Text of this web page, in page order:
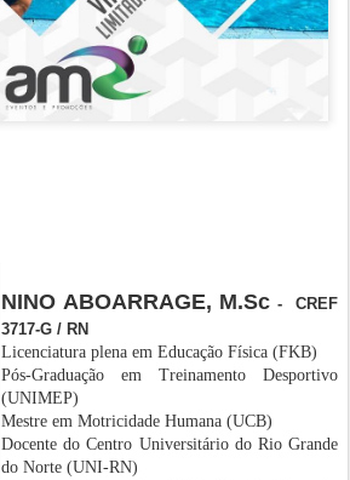
NINO ABOARRAGE, M.Sc - CREF
3717-G / RN
Licenciatura plena em Educação Física (FKB)
Pós-Graduação em Treinamento Desportivo
(UNIMEP)
Mestre em Motricidade Humana (UCB)
Docente do Centro Universitário do Rio Grande
do Norte (UNI-RN)